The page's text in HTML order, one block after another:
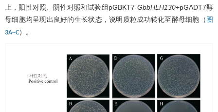
上，阳性对照、阴性对照和试验组pGBKT7-GbbHLH130+pGADT7酵
母细胞均呈现出良好的生长状态，说明质粒成功转化至酵母细胞（ 图
3A~C）。